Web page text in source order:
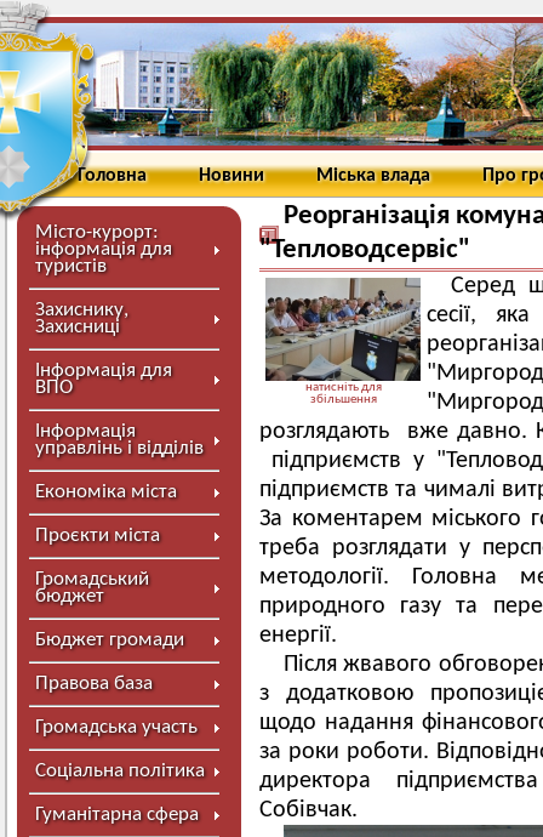
Головна Новини Міська влада Про
Місто-курорт:
інформація для
туристів
Захиснику,
Захисниці
Інформація для
ВПО
Інформація
управлінь і відділів
Економіка міста
Проєкти міста
Громадський
бюджет
Бюджет громади
Правова база
Громадська участь
Соціальна політика
Гуманітарна сфера
Реорганізація
"Тепловодсервіс"
натисніть для
збільшення
Серед
сесії,
розглядають вже давно.
підприємств у
підприємств та чималі
За коментарем міського
треба розглядати у
методології. Головна
природного газу та
енергії.
Після жвавого
з додатковою
щодо надання
за роки роботи.
директора
Собівчак.